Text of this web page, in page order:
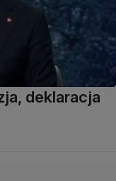
deklaracja